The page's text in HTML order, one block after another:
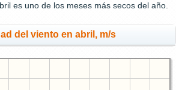
es uno de los meses más secos del año.
del viento en abril, m/s